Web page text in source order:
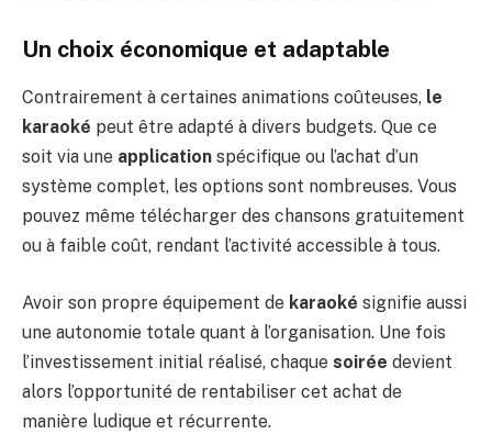
Un choix économique et adaptable
Contrairement à certaines animations coûteuses, le
karaoké peut être adapté à divers budgets. Que ce
soit via une application spécifique ou l’achat d’un
système complet, les options sont nombreuses. Vous
pouvez même télécharger des chansons gratuitement
ou à faible coût, rendant l’activité accessible à tous.
Avoir son propre équipement de karaoké signifie aussi
une autonomie totale quant à l’organisation. Une fois
l’investissement initial réalisé, chaque soirée devient
alors l’opportunité de rentabiliser cet achat de
manière ludique et récurrente.